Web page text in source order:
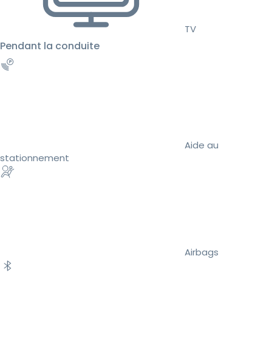
TV
Pendant la conduite
Aide au
stationnement
Airbags